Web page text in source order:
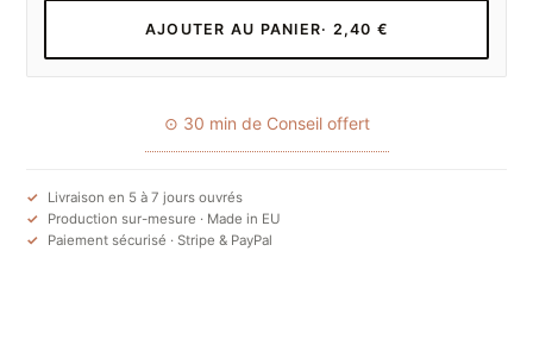
AJOUTER AU PANIER· 2,40 €
⊙ 30 min de Conseil offert
Livraison en 5 à 7 jours ouvrés
Production sur-mesure · Made in EU
Paiement sécurisé · Stripe & PayPal